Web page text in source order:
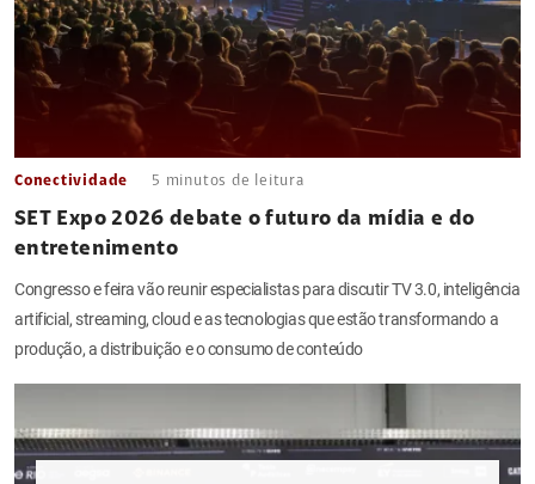
Conectividade 5 minutos de leitura
SET Expo 2026 debate o futuro da mídia e do
entretenimento
Congresso e feira vão reunir especialistas para discutir TV 3.0, inteligência
artificial, streaming, cloud e as tecnologias que estão transformando a
produção, a distribuição e o consumo de conteúdo